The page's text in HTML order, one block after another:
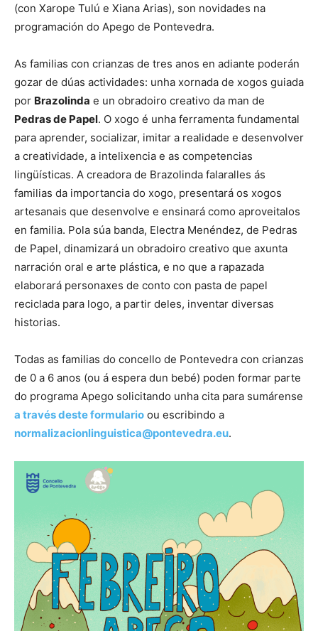
(con Xarope Tulú e Xiana Arias), son novidades na
programación do Apego de Pontevedra.
As familias con crianzas de tres anos en adiante poderán
gozar de dúas actividades: unha xornada de xogos guiada
por Brazolinda e un obradoiro creativo da man de
Pedras de Papel. O xogo é unha ferramenta fundamental
para aprender, socializar, imitar a realidade e desenvolver
a creatividade, a intelixencia e as competencias
lingüísticas. A creadora de Brazolinda falaralles ás
familias da importancia do xogo, presentará os xogos
artesanais que desenvolve e ensinará como aproveitalos
en familia. Pola súa banda, Electra Menéndez, de Pedras
de Papel, dinamizará un obradoiro creativo que axunta
narración oral e arte plástica, e no que a rapazada
elaborará personaxes de conto con pasta de papel
reciclada para logo, a partir deles, inventar diversas
historias.
Todas as familias do concello de Pontevedra con crianzas
de 0 a 6 anos (ou á espera dun bebé) poden formar parte
do programa Apego solicitando unha cita para sumárense
a través deste formulario ou escribindo a
normalizacionlinguistica@pontevedra.eu.